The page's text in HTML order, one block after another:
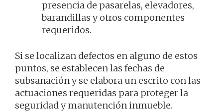
presencia de pasarelas, elevadores,
barandillas y otros componentes
requeridos.
Si se localizan defectos en alguno de estos
puntos, se establecen las fechas de
subsanación y se elabora un escrito con las
actuaciones requeridas para proteger la
seguridad y manutención inmueble.